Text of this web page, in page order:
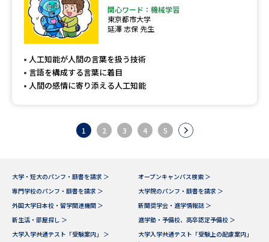
関心ワード：機械学習
東京都市大学
延澤 志保 先生
人工知能が人間の言葉を扱う技術
言語を構成する言葉に着目
人間の感情に寄り添える人工知能
1 2 3 4 5
大学・短大のパンフ・願書を請求 ＞
オープンキャンパス検索 ＞
専門学校のパンフ・願書を請求 ＞
大学院のパンフ・願書を請求 ＞
外国大学日本校・留学関連機関 ＞
新聞奨学会・進学情報誌 ＞
新生活・部屋探し ＞
進学塾・予備校、高卒認定予備校 ＞
大学入学共通テスト「受験案内」 ＞
大学入学共通テスト「受験上の配慮案内」